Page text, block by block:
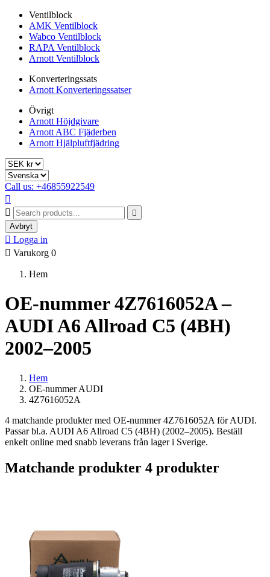
Ventilblock
AMK Ventilblock
Wabco Ventilblock
RAPA Ventilblock
Arnott Ventilblock
Konverteringssats
Arnott Konverteringssatser
Övrigt
Arnott Höjdgivare
Arnott ABC Fjäderben
Arnott Hjälpluftfjädring
Call us: +46855922549



Avbryt
 Logga in
 Varukorg 0
Hem
OE-nummer 4Z7616052A –
AUDI A6 Allroad C5 (4BH)
2002–2005
Hem
OE-nummer AUDI
4Z7616052A
4 matchande produkter med OE-nummer 4Z7616052A för AUDI.
Passar bl.a. AUDI A6 Allroad C5 (4BH) (2002–2005). Beställ
enkelt online med snabb leverans från lager i Sverige.
Matchande produkter 4 produkter